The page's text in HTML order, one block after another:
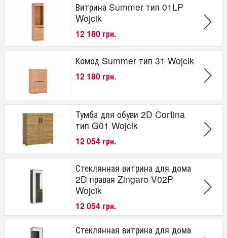
Витрина Summer тип 01LP
Wojcik
12 180 грн.
Комод Summer тип 31 Wojcik
12 180 грн.
Тумба для обуви 2D Cortina
тип G01 Wojcik
12 054 грн.
Стеклянная витрина для дома
2D правая Zingaro V02P
Wojcik
12 054 грн.
Стеклянная витрина для дома